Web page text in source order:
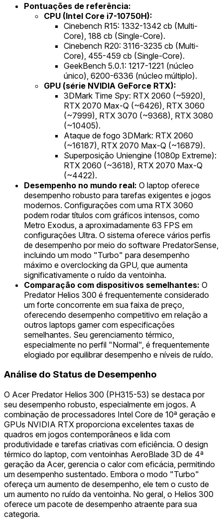
Pontuações de referência:
CPU (Intel Core i7-10750H):
Cinebench R15: 1332-1342 cb (Multi-
Core), 188 cb (Single-Core).
Cinebench R20: 3116-3235 cb (Multi-
Core), 455-459 cb (Single-Core).
GeekBench 5.0.1: 1217-1221 (núcleo
único), 6200-6336 (núcleo múltiplo).
GPU (série NVIDIA GeForce RTX):
3DMark Time Spy: RTX 2060 (~5920),
RTX 2070 Max-Q (~6426), RTX 3060
(~7999), RTX 3070 (~9368), RTX 3080
(~10405).
Ataque de fogo 3DMark: RTX 2060
(~16187), RTX 2070 Max-Q (~16879).
Superposição Uniengine (1080p Extreme):
RTX 2060 (~3618), RTX 2070 Max-Q
(~4422).
Desempenho no mundo real: O laptop oferece
desempenho robusto para tarefas exigentes e jogos
modernos. Configurações com uma RTX 3060
podem rodar títulos com gráficos intensos, como
Metro Exodus, a aproximadamente 63 FPS em
configurações Ultra. O sistema oferece vários perfis
de desempenho por meio do software PredatorSense,
incluindo um modo "Turbo" para desempenho
máximo e overclocking da GPU, que aumenta
significativamente o ruído da ventoinha.
Comparação com dispositivos semelhantes: O
Predator Helios 300 é frequentemente considerado
um forte concorrente em sua faixa de preço,
oferecendo desempenho competitivo em relação a
outros laptops gamer com especificações
semelhantes. Seu gerenciamento térmico,
especialmente no perfil "Normal", é frequentemente
elogiado por equilibrar desempenho e níveis de ruído.
Análise do Status de Desempenho
O Acer Predator Helios 300 (PH315-53) se destaca por
seu desempenho robusto, especialmente em jogos. A
combinação de processadores Intel Core de 10ª geração e
GPUs NVIDIA RTX proporciona excelentes taxas de
quadros em jogos contemporâneos e lida com
produtividade e tarefas criativas com eficiência. O design
térmico do laptop, com ventoinhas AeroBlade 3D de 4ª
geração da Acer, gerencia o calor com eficácia, permitindo
um desempenho sustentado. Embora o modo "Turbo"
ofereça um aumento de desempenho, ele tem o custo de
um aumento no ruído da ventoinha. No geral, o Helios 300
oferece um pacote de desempenho atraente para sua
categoria.